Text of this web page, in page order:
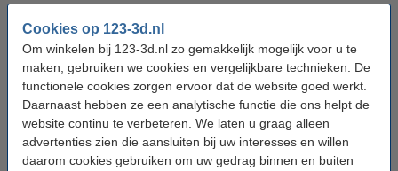
Cookies op 123-3d.nl
Om winkelen bij 123-3d.nl zo gemakkelijk mogelijk voor u te
maken, gebruiken we cookies en vergelijkbare technieken. De
functionele cookies zorgen ervoor dat de website goed werkt.
Daarnaast hebben ze een analytische functie die ons helpt de
website continu te verbeteren. We laten u graag alleen
advertenties zien die aansluiten bij uw interesses en willen
daarom cookies gebruiken om uw gedrag binnen en buiten
Gewicht lege spoel: ± 125 gram
Print snelheid:
Ons Artikelnr: DFP14018
Direct mee bestellen